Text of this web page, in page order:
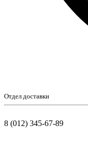
Отдел доставки
8 (012) 345-67-89